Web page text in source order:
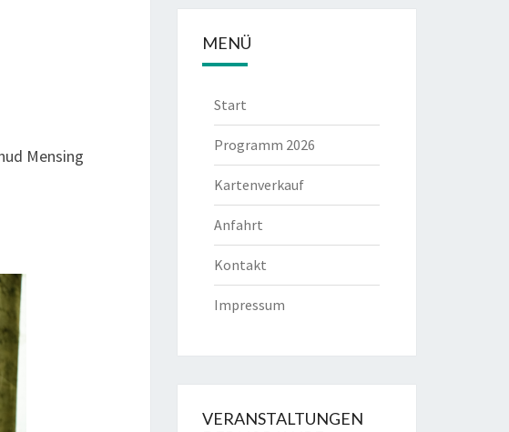
Mensing
MENÜ
Start
Programm 2026
Kartenverkauf
Anfahrt
Kontakt
Impressum
VERANSTALTUNGEN